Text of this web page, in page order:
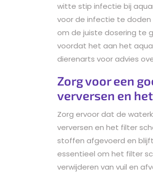
witte stip infectie bij
voor de infectie te doden
om de juiste dosering te
voordat het aan het
dierenarts voor advies
Zorg voor een
verversen en
Zorg ervoor dat de
verversen en het filter
stoffen afgevoerd en
essentieel om het filter
verwijderen van vuil en